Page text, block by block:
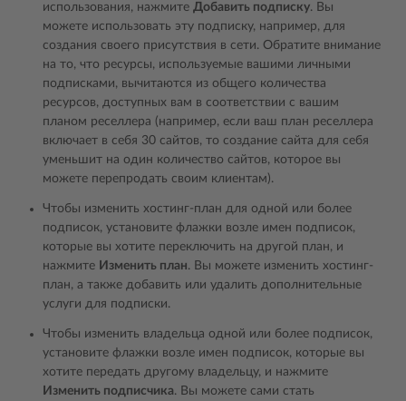
использования, нажмите Добавить подписку. Вы
можете использовать эту подписку, например, для
создания своего присутствия в сети. Обратите внимание
на то, что ресурсы, используемые вашими личными
подписками, вычитаются из общего количества
ресурсов, доступных вам в соответствии с вашим
планом реселлера (например, если ваш план реселлера
включает в себя 30 сайтов, то создание сайта для себя
уменьшит на один количество сайтов, которое вы
можете перепродать своим клиентам).
Чтобы изменить хостинг-план для одной или более
подписок, установите флажки возле имен подписок,
которые вы хотите переключить на другой план, и
нажмите Изменить план. Вы можете изменить хостинг-
план, а также добавить или удалить дополнительные
услуги для подписки.
Чтобы изменить владельца одной или более подписок,
установите флажки возле имен подписок, которые вы
хотите передать другому владельцу, и нажмите
Изменить подписчика. Вы можете сами стать